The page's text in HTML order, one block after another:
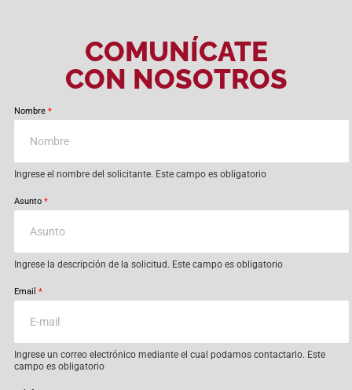
COMUNÍCATE
CON NOSOTROS
Nombre *
Ingrese el nombre del solicitante. Este campo es obligatorio
Asunto *
Ingrese la descripción de la solicitud. Este campo es obligatorio
Email *
Ingrese un correo electrónico mediante el cual podamos contactarlo. Este
campo es obligatorio